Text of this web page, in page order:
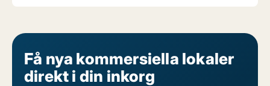
Få nya kommersiella lokaler
direkt i din inkorg